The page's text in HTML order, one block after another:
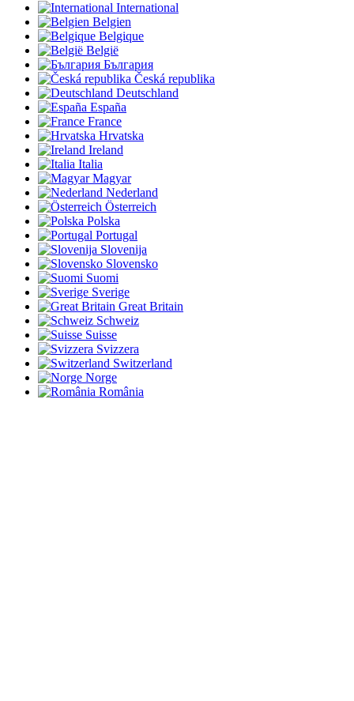
International
Belgien
Belgique
België
България
Česká republika
Deutschland
España
France
Hrvatska
Ireland
Italia
Magyar
Nederland
Österreich
Polska
Portugal
Slovenija
Slovensko
Suomi
Sverige
Great Britain
Schweiz
Suisse
Svizzera
Switzerland
Norge
România